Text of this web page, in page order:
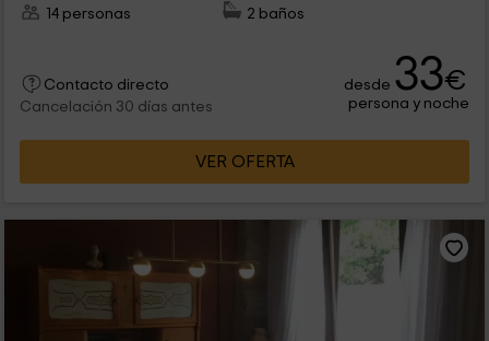
14 personas
2 baños
Contacto directo
Cancelación 30 días antes
desde 33€
persona y noche
VER OFERTA